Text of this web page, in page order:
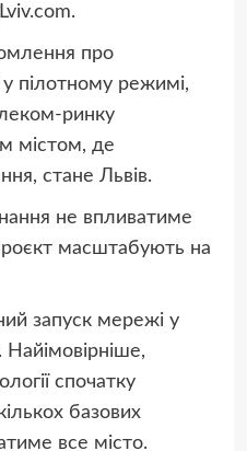
про
пілотному режимі,
ринку
містом, де
стане Львів.
не впливатиме
масштабують на
запуск мережі у
Найімовірніше,
спочатку
базових
все місто.